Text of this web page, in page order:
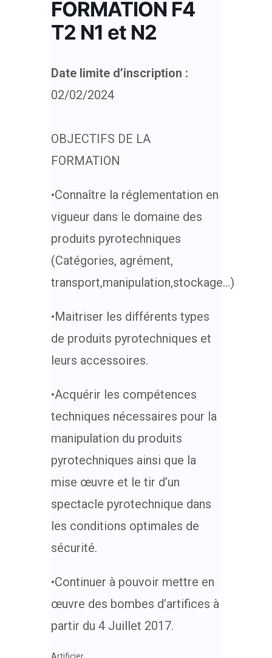
FORMATION F4
T2 N1 et N2
Date limite d’inscription :
02/02/2024
OBJECTIFS DE LA
FORMATION
•Connaître la réglementation en
vigueur dans le domaine des
produits pyrotechniques
(Catégories, agrément,
transport,manipulation,stockage…)
•Maitriser les différents types
de produits pyrotechniques et
leurs accessoires.
•Acquérir les compétences
techniques nécessaires pour la
manipulation du produits
pyrotechniques ainsi que la
mise œuvre et le tir d’un
spectacle pyrotechnique dans
les conditions optimales de
sécurité.
•Continuer à pouvoir mettre en
œuvre des bombes d’artifices à
partir du 4 Juillet 2017.